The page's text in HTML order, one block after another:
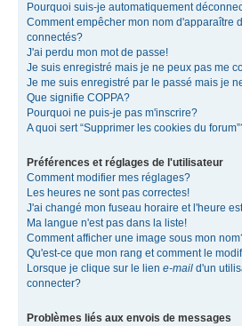
Pourquoi suis-je automatiquement
Comment empêcher mon nom d'apparaître
connectés?
J'ai perdu mon mot de passe!
Je suis enregistré mais je ne peux pas me
Je me suis enregistré par le passé mais je
Que signifie COPPA?
Pourquoi ne puis-je pas m'inscrire?
A quoi sert “Supprimer les cookies du
Préférences et réglages de l'utilisateur
Comment modifier mes réglages?
Les heures ne sont pas correctes!
J'ai changé mon fuseau horaire et l'heure
Ma langue n'est pas dans la liste!
Comment afficher une image sous mon
Qu'est-ce que mon rang et comment le
Lorsque je clique sur le lien e-mail d'un
connecter?
Problèmes liés aux envois de messages